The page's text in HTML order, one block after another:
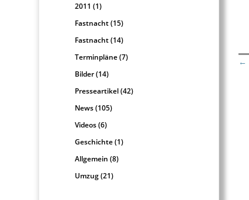
2011 (1)
Fastnacht(15)
Fastnacht(14)
Terminpläne(7)
Bilder(14)
Presseartikel(42)
News(105)
Videos(6)
Geschichte(1)
Allgemein (8)
Umzug(21)
←